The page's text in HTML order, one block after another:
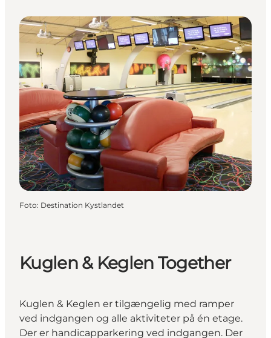
Foto: Destination Kystlandet
Kuglen & Keglen Together
Kuglen & Keglen er tilgængelig med ramper
ved indgangen og alle aktiviteter på én etage.
Der er handicapparkering ved indgangen. Der